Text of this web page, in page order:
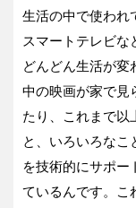
生活の中で使われ
スマートテレビな
どんどん生活が変
中の映画が家で見
たり、これまで以
と、いろいろなこ
を技術的にサポー
ているんです。こ